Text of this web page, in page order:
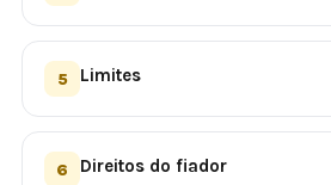
5 Limites
6 Direitos do fiador